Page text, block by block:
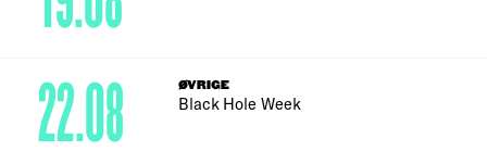
ØVRIGE
Black Hole Week
22.08